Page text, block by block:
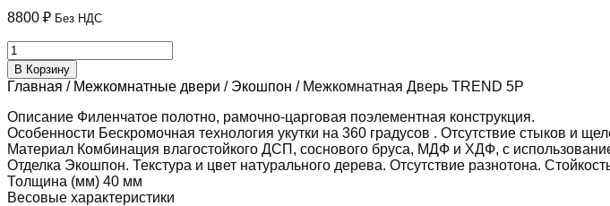
8800 ₽ Без НДС
Количество
товара
Межкомнатная
Дверь
TREND
5P
В Корзину
Главная / Межкомнатные двери / Экошпон / Межкомнатная Дверь TREND 5P
Описание Филенчатое полотно, рамочно-царговая поэлементная конструкция.
Особенности Бескромочная технология укутки на 360 градусов . Отсутствие стыков и
Материал Комбинация влагостойкого ДСП, соснового бруса, МДФ и ХДФ, с
Отделка Экошпон. Текстура и цвет натурального дерева. Отсутствие разнотона.
Толщина (мм) 40 мм
Весовые характеристики